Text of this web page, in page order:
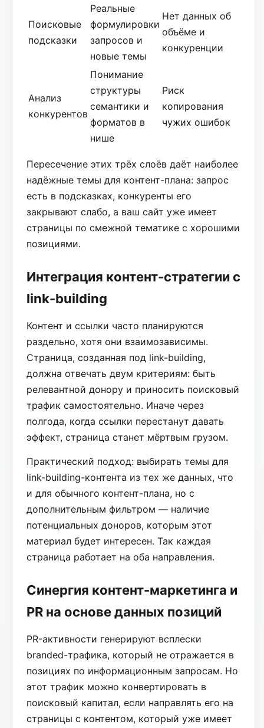
Поисковые
подсказки
Реальные
формулировки
запросов и
новые темы
Нет данных об
объёме и
конкуренции
Анализ
конкурентов
Понимание
структуры
семантики и
форматов в
нише
Риск
копирования
чужих ошибок
Пересечение этих трёх слоёв даёт наиболее
надёжные темы для контент-плана: запрос
есть в подсказках, конкуренты его
закрывают слабо, а ваш сайт уже имеет
страницы по смежной тематике с хорошими
позициями.
Интеграция контент-стратегии с
link-building
Контент и ссылки часто планируются
раздельно, хотя они взаимозависимы.
Страница, созданная под link-building,
должна отвечать двум критериям: быть
релевантной донору и приносить поисковый
трафик самостоятельно. Иначе через
полгода, когда ссылки перестанут давать
эффект, страница станет мёртвым грузом.
Практический подход: выбирать темы для
link-building-контента из тех же данных, что
и для обычного контент-плана, но с
дополнительным фильтром — наличие
потенциальных доноров, которым этот
материал будет интересен. Так каждая
страница работает на оба направления.
Синергия контент-маркетинга и
PR на основе данных позиций
PR-активности генерируют всплески
branded-трафика, который не отражается в
позициях по информационным запросам. Но
этот трафик можно конвертировать в
поисковый капитал, если направлять его на
страницы с контентом, который уже имеет